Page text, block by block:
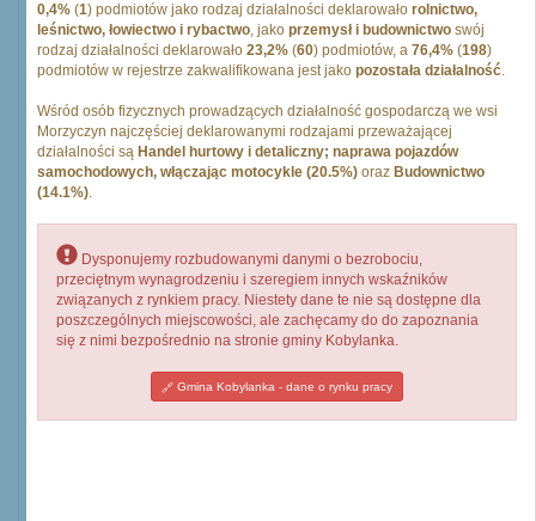
0,4% (1) podmiotów jako rodzaj działalności deklarowało rolnictwo,
leśnictwo, łowiectwo i rybactwo, jako przemysł i budownictwo swój
rodzaj działalności deklarowało 23,2% (60) podmiotów, a 76,4% (198)
podmiotów w rejestrze zakwalifikowana jest jako pozostała działalność.
Wśród osób fizycznych prowadzących działalność gospodarczą we wsi
Morzyczyn najczęściej deklarowanymi rodzajami przeważającej
działalności są Handel hurtowy i detaliczny; naprawa pojazdów
samochodowych, włączając motocykle (20.5%) oraz Budownictwo
(14.1%).
Dysponujemy rozbudowanymi danymi o bezrobociu,
przeciętnym wynagrodzeniu i szeregiem innych wskaźników
związanych z rynkiem pracy. Niestety dane te nie są dostępne dla
poszczególnych miejscowości, ale zachęcamy do do zapoznania
się z nimi bezpośrednio na stronie gminy Kobylanka.
Gmina Kobylanka - dane o rynku pracy